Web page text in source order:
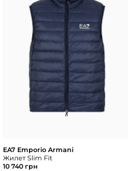
EA7 Emporio Armani
Жилет Slim Fit
10 740 грн